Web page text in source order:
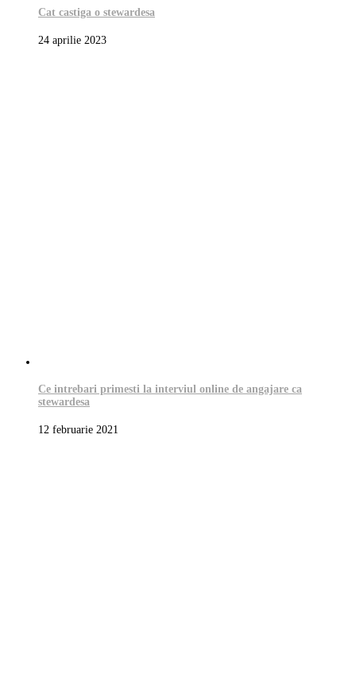
Cat castiga o stewardesa
24 aprilie 2023
Ce intrebari primesti la interviul online de angajare ca
stewardesa
12 februarie 2021